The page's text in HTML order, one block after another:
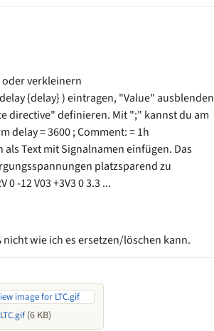
verkleinern
{delay} ) eintragen, "Value" ausblenden
directive" definieren. Mit ";" kannst du am
delay = 3600 ; Comment: = 1h
Text mit Signalnamen einfügen. Das
platzsparend zu
0 -12 V03 +3V3 0 3.3 ...
wie ich es ersetzen/löschen kann.
LTC.gif (6 KB)